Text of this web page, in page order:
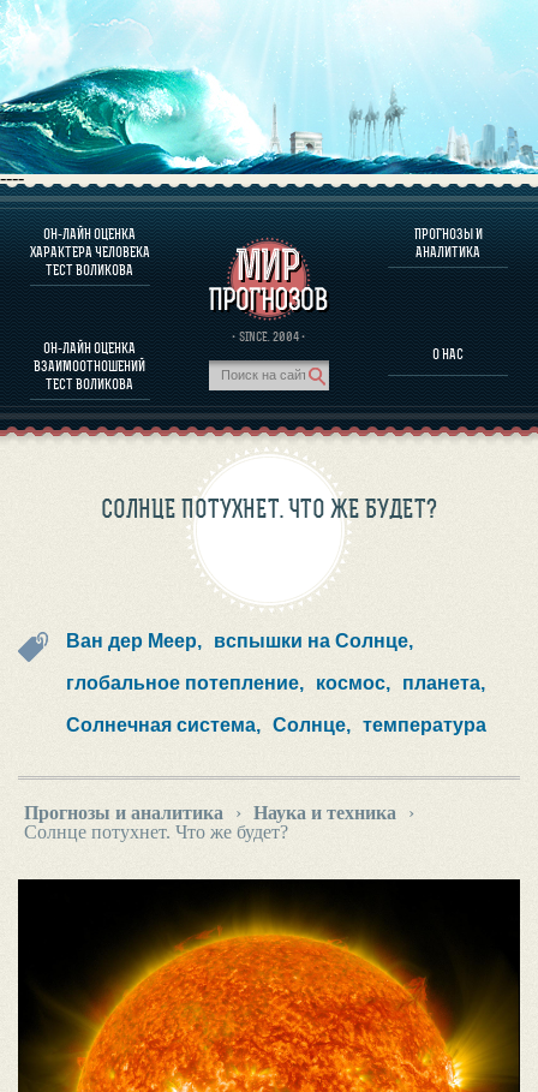
----
ОН-ЛАЙН ОЦЕНКА
ХАРАКТЕРА ЧЕЛОВЕКА
ТЕСТ ВОЛИКОВА
ОН-ЛАЙН ОЦЕНКА
ВЗАИМООТНОШЕНИЙ
ТЕСТ ВОЛИКОВА
· SINCE. 2004 ·
ПРОГНОЗЫ И
АНАЛИТИКА
О НАС
О ПРОГРАММЕ
ОЦЕНКА ХАРАКТЕРA ЧЕЛОВЕКА
ОЦЕНКА ХАРАКТЕРА ВЫДАЮЩИХСЯ ЛИЧНОСТЕЙ
О ПРОГРАММЕ
ПРОГНОЗЫ И АНАЛИТИКА
СОЛНЦЕ ПОТУХНЕТ. ЧТО ЖЕ БУДЕТ?
Ван дер Меер, вспышки на Солнце,
глобальное потепление, космос, планета,
Солнечная система, Солнце, температура
Прогнозы и аналитика › Наука и техника
›
Солнце потухнет. Что же будет?